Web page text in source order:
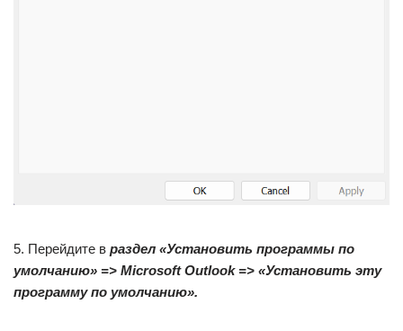
5. Перейдите в раздел «Установить программы по
умолчанию» => Microsoft Outlook => «Установить эту
программу по умолчанию».